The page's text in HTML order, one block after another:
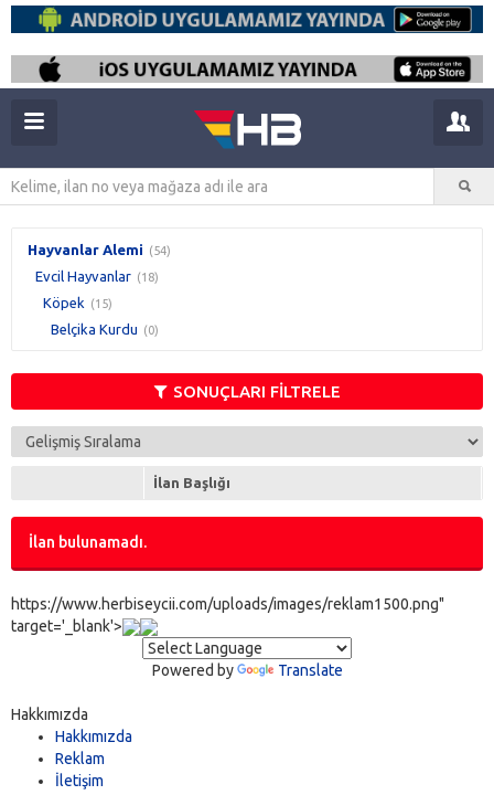
Hayvanlar Alemi (54)
Evcil Hayvanlar (18)
Köpek (15)
Belçika Kurdu (0)
SONUÇLARI FİLTRELE
İlan Başlığı
İlan bulunamadı.
https://www.herbiseycii.com/uploads/images/reklam1500.png"
target='_blank'>
Powered by Translate
Hakkımızda
Hakkımızda
Reklam
İletişim